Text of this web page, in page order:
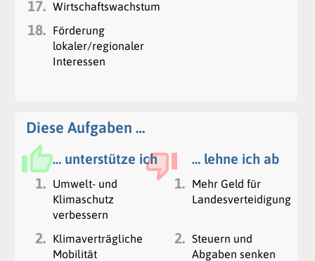
17. Wirtschaftswachstum
18.
Förderung
lokaler/regionaler
Interessen
Diese Aufgaben …
… unterstütze ich
… lehne ich ab
1.
Umwelt- und
Klimaschutz
verbessern
1.
Mehr Geld für
Landesverteidigung
2.
Klimaverträgliche
Mobilität
2. Steuern und
Abgaben senken